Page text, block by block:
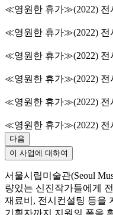
≪영원한 휴가≫(2022) 전
≪영원한 휴가≫(2022) 전
≪영원한 휴가≫(2022) 전
≪영원한 휴가≫(2022) 전
다음
이 사업에 대하여
서울시립미술관(Seoul
량있는 신진작가들에게
재료비, 전시컨설팅 등을